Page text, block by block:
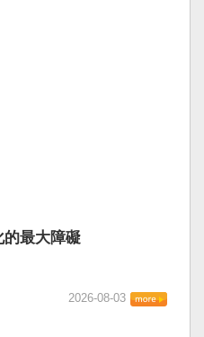
的最大障礙
2026-08-03